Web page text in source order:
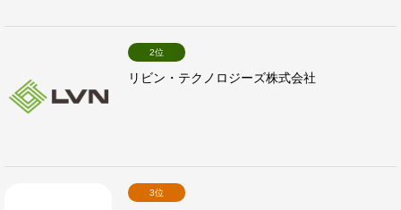
2位
リビン・テクノロジーズ株式会社
3位